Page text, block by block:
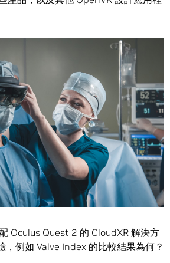
Oculus Quest 2 的 CloudXR 解決方
，例如 Valve Index 的比較結果為何？